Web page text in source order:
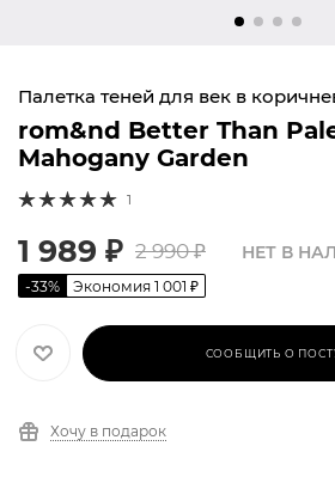
Палетка теней для век в
rom&nd Better Than
Mahogany Garden
1
1 989 ₽ 2 990₽
-33% Экономия 1 001 ₽
НЕТ В
СООБЩИТЬ О
Хочу в подарок